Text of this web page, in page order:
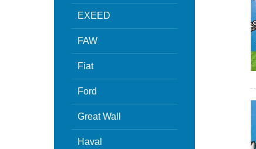
EXEED
FAW
Fiat
Ford
Great Wall
Haval